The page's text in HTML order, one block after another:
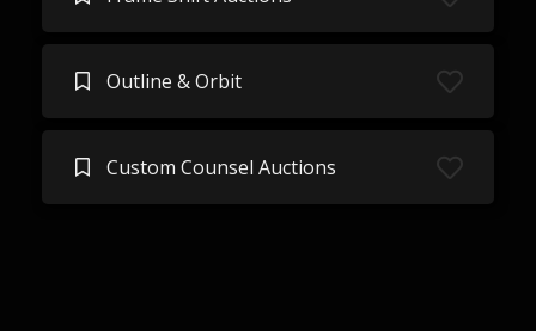
Outline & Orbit
Custom Counsel Auctions